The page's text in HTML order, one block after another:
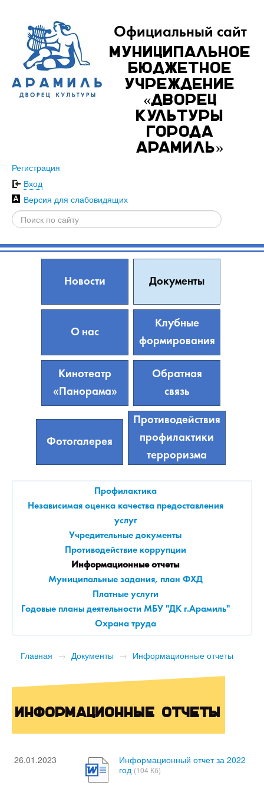
Официальный сайт
Муниципальное
бюджетное
учреждение
«Дворец
культуры
города
Арамиль»
Регистрация
Вход
Версия для слабовидящих
Новости Документы
О нас
Клубные
формирования
Кинотеатр
«Панорама»
Обратная
связь
Фотогалерея
Противодействия
профилактики
терроризма
Профилактика
Независимая оценка качества предоставления
услуг
Учредительные документы
Противодействие коррупции
Информационные отчеты
Муниципальные задания, план ФХД
Платные услуги
Годовые планы деятельности МБУ "ДК г.Арамиль"
Охрана труда
Главная → Документы → Информационные отчеты
Информационные отчеты
26.01.2023
Информационный отчет за 2022
год (104 Кб)